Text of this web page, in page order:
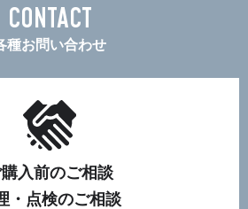
CONTACT
種お問い合わせ
購入前のご相談
・点検のご相談